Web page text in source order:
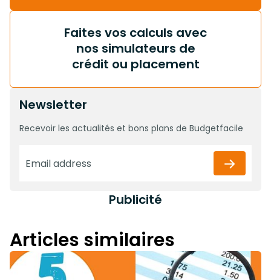
Faites vos calculs avec
nos simulateurs de
crédit ou placement
Newsletter
Recevoir les actualités et bons plans de Budgetfacile
Publicité
Articles similaires